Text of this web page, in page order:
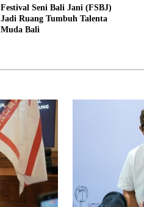
Festival Seni Bali Jani (FSBJ)
Jadi Ruang Tumbuh Talenta
Muda Bali